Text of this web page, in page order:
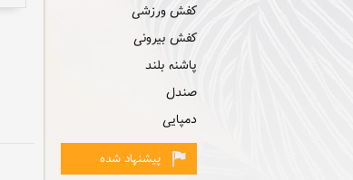
کفش ورزشی
کفش بیرونی
پاشنه بلند
صندل
دمپایی
پیشنهاد شده